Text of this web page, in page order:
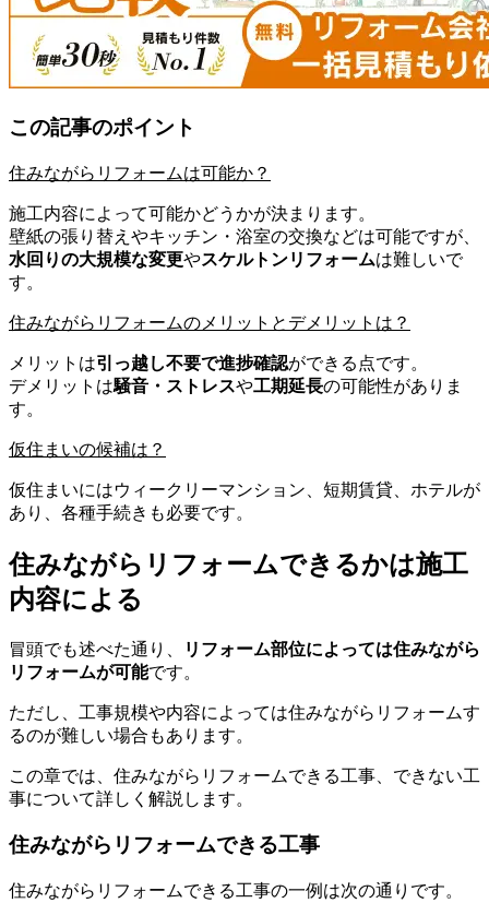
この記事のポイント
住みながらリフォームは可能か？
施工内容によって可能かどうかが決まります。
壁紙の張り替えやキッチン・浴室の交換などは可能ですが、
水回りの大規模な変更やスケルトンリフォームは難しいで
す。
住みながらリフォームのメリットとデメリットは？
メリットは引っ越し不要で進捗確認ができる点です。
デメリットは騒音・ストレスや工期延長の可能性がありま
す。
仮住まいの候補は？
仮住まいにはウィークリーマンション、短期賃貸、ホテルが
あり、各種手続きも必要です。
住みながらリフォームできるかは施工
内容による
冒頭でも述べた通り、
リフォーム部位によっては住みながら
リフォームが可能です。
ただし、工事規模や内容によっては住みながらリフォームす
るのが難しい場合もあります。
この章では、住みながらリフォームできる工事、できない工
事について詳しく解説します。
住みながらリフォームできる工事
住みながらリフォームできる工事の一例は次の通りです。